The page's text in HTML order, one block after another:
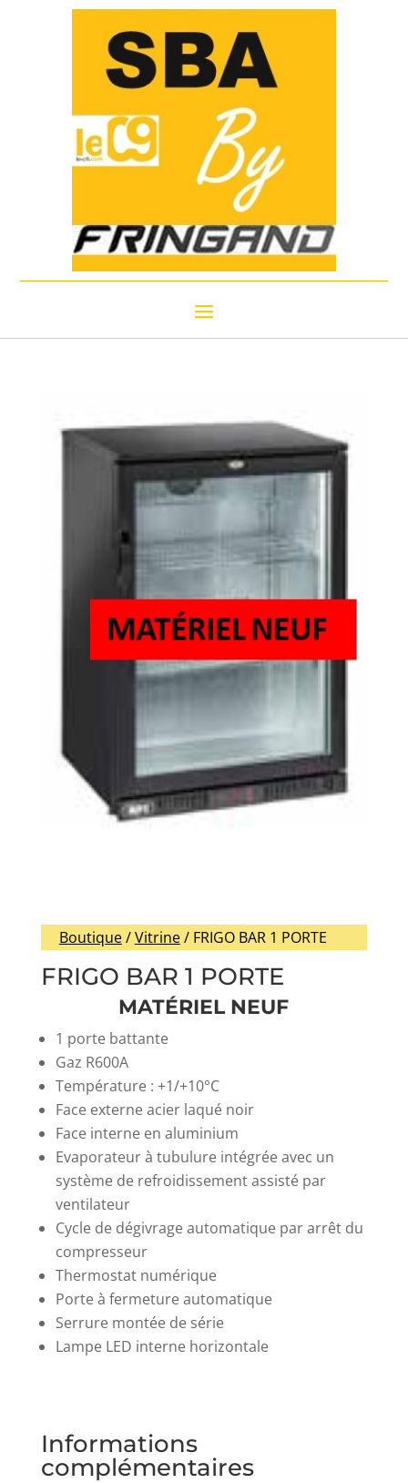
Boutique/Vitrine/ FRIGO BAR 1 PORTE
FRIGO BAR 1 PORTE
MATÉRIEL NEUF
1 porte battante
Gaz R600A
Température : +1/+10°C
Face externe acier laqué noir
Face interne en aluminium
Evaporateur à tubulure intégrée avec un
système de refroidissement assisté par
ventilateur
Cycle de dégivrage automatique par arrêt du
compresseur
Thermostat numérique
Porte à fermeture automatique
Serrure montée de série
Lampe LED interne horizontale
Informations
complémentaires